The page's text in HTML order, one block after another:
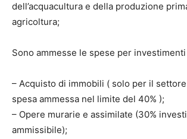
dell’acquacultura e della produzione
agricoltura;
Sono ammesse le spese per
– Acquisto di immobili ( solo per il
spesa ammessa nel limite del 40% );
– Opere murarie e assimilate (30%
ammissibile);